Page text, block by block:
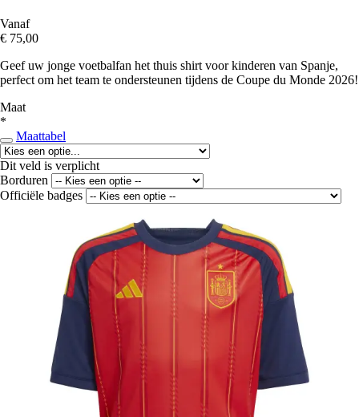
Vanaf
€ 75,00
Geef uw jonge voetbalfan het thuis shirt voor kinderen van Spanje,
perfect om het team te ondersteunen tijdens de Coupe du Monde 2026!
Maat
*
Maattabel
Dit veld is verplicht
Borduren
Officiële badges